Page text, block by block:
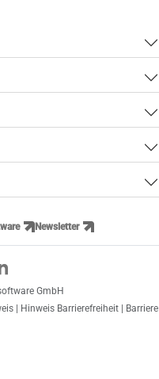
Newsletter
GmbH
Hinweis Barrierefreiheit
Barriere